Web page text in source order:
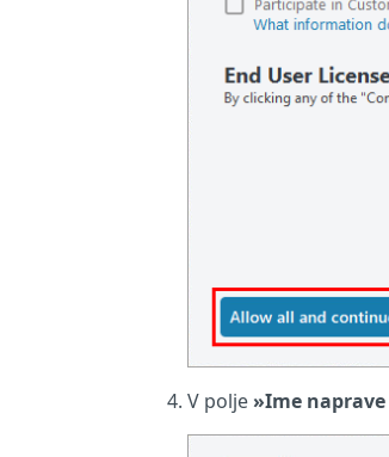
V polje »Ime naprave